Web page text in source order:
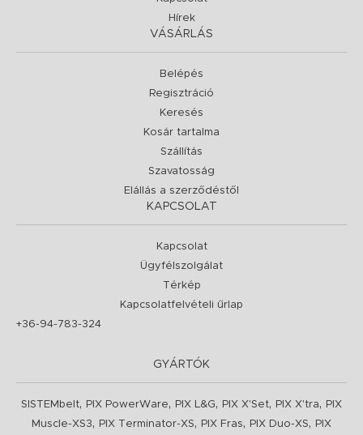
Hírek
VÁSÁRLÁS
Belépés
Regisztráció
Keresés
Kosár tartalma
Szállítás
Szavatosság
Elállás a szerződéstől
KAPCSOLAT
Kapcsolat
Ügyfélszolgálat
Térkép
Kapcsolatfelvételi űrlap
+36-94-783-324
GYÁRTÓK
SISTEMbelt, PIX PowerWare, PIX L&G, PIX X'Set, PIX X'tra,
PIX
Muscle-XS3, PIX Terminator-XS, PIX Fras, PIX Duo-XS,
PIX